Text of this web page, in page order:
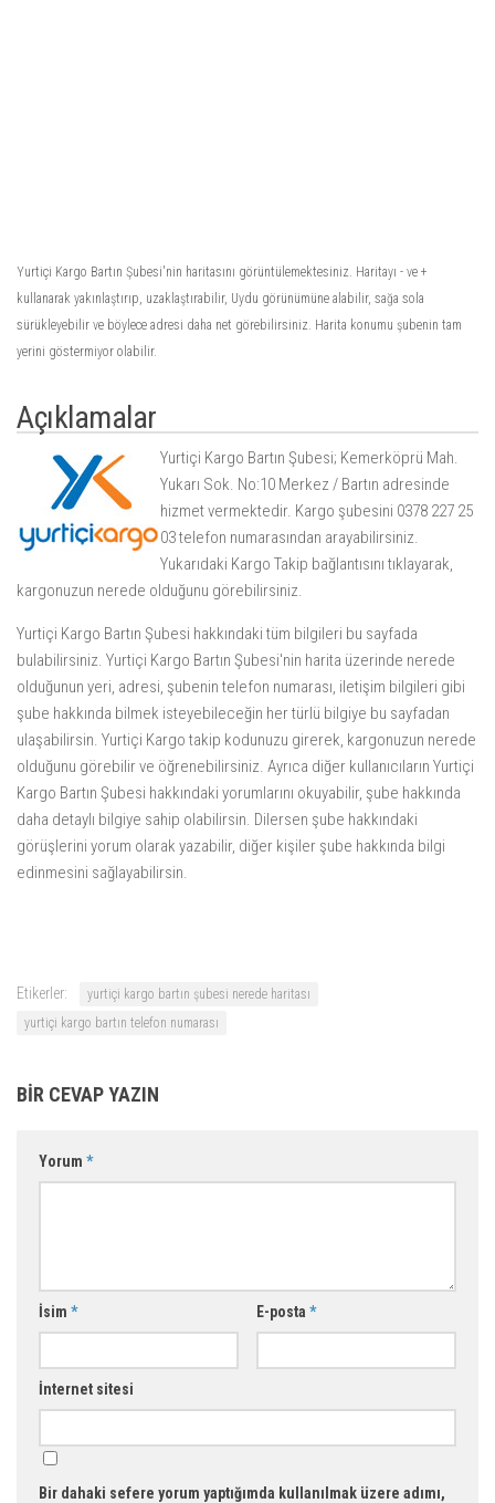
Yurtiçi Kargo Bartın Şubesi'nin haritasını görüntülemektesiniz. Haritayı - ve +
kullanarak yakınlaştırıp, uzaklaştırabilir, Uydu görünümüne alabilir, sağa sola
sürükleyebilir ve böylece adresi daha net görebilirsiniz. Harita konumu şubenin tam
yerini göstermiyor olabilir.
Açıklamalar
Yurtiçi Kargo Bartın Şubesi; Kemerköprü Mah.
Yukarı Sok. No:10 Merkez / Bartın adresinde
hizmet vermektedir. Kargo şubesini 0378 227 25
03 telefon numarasından arayabilirsiniz.
Yukarıdaki Kargo Takip bağlantısını tıklayarak,
kargonuzun nerede olduğunu görebilirsiniz.
Yurtiçi Kargo Bartın Şubesi hakkındaki tüm bilgileri bu sayfada
bulabilirsiniz. Yurtiçi Kargo Bartın Şubesi'nin harita üzerinde nerede
olduğunun yeri, adresi, şubenin telefon numarası, iletişim bilgileri gibi
şube hakkında bilmek isteyebileceğin her türlü bilgiye bu sayfadan
ulaşabilirsin. Yurtiçi Kargo takip kodunuzu girerek, kargonuzun nerede
olduğunu görebilir ve öğrenebilirsiniz. Ayrıca diğer kullanıcıların Yurtiçi
Kargo Bartın Şubesi hakkındaki yorumlarını okuyabilir, şube hakkında
daha detaylı bilgiye sahip olabilirsin. Dilersen şube hakkındaki
görüşlerini yorum olarak yazabilir, diğer kişiler şube hakkında bilgi
edinmesini sağlayabilirsin.
Etikerler:
yurtiçi kargo bartın şubesi nerede haritası
yurtiçi kargo bartın telefon numarası
BIR CEVAP YAZIN
Yorum *
İsim * E-posta *
İnternet sitesi
Bir dahaki sefere yorum yaptığımda kullanılmak üzere adımı,